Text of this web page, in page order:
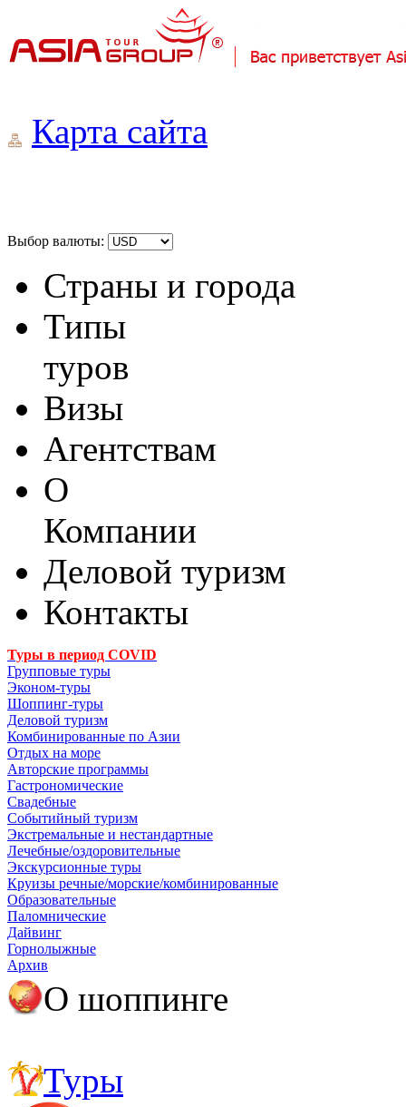
Карта сайта
Выбор валюты:
Страны и города
Типы
туров
Визы
Агентствам
О
Компании
Деловой туризм
Контакты
Туры в период COVID
Групповые туры
Эконом-туры
Шоппинг-туры
Деловой туризм
Комбинированные по Азии
Отдых на море
Авторские программы
Гастрономические
Свадебные
Событийный туризм
Экстремальные и нестандартные
Лечебные/оздоровительные
Экскурсионные туры
Круизы речные/морские/комбинированные
Образовательные
Паломнические
Дайвинг
Горнолыжные
Архив
О шоппинге
Туры